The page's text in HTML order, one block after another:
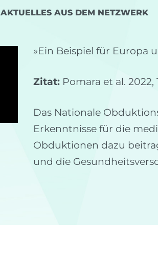
AKTUELLES AUS DEM NETZWERK
»Ein Beispiel für Europa
Zitat: Pomara et al.
Das Nationale
Erkenntnisse für die
Obduktionen dazu
und die